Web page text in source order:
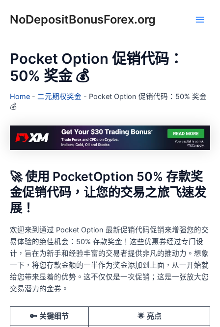
NoDepositBonusForex.org
Pocket Option 促销代码：
50% 奖金 💰
Home - 二元期权奖金 - Pocket Option 促销代码：50% 奖金
💰
🚀 使用 PocketOption 50% 存款奖
金促销代码，让您的交易之旅飞速发
展！
欢迎来到通过 Pocket Option 最新促销代码促销来增强您的交
易体验的绝佳机会：50% 存款奖金！这些优惠券经过专门设
计，旨在为新手和经验丰富的交易者提供非凡的推动力。想象
一下，将您存款金额的一半作为奖金添加到上面，从一开始就
给您带来显着的优势。这不仅仅是一次促销；这是一张放大您
交易潜力的金券。
🔑 关键细节 🌟 亮点